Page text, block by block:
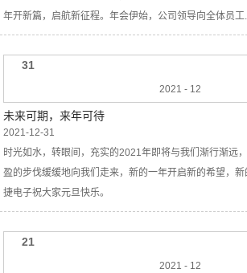
年开新篇，启航新征程。年会伊始，公司领导向全体员工
31
2021 - 12
未来可期，来年可待
2021-12-31
时光如水，转眼间，充实的2021年即将与我们渐行渐远
盈的步伐缓缓地向我们走来，新的一年开启新的希望，
捷电子祝大家元旦快乐。
21
2021 - 12